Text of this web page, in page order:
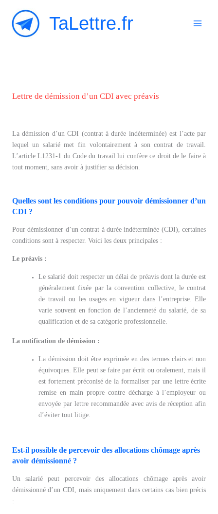
contenu
TaLettre.fr
Lettre de démission d’un CDI avec préavis
La démission d’un CDI (contrat à durée indéterminée) est l’acte par
lequel un salarié met fin volontairement à son contrat de travail.
L’article L1231-1 du Code du travail lui confère ce droit de le faire à
tout moment, sans avoir à justifier sa décision.
Quelles sont les conditions pour pouvoir démissionner d’un
CDI ?
Pour démissionner d’un contrat à durée indéterminée (CDI), certaines
conditions sont à respecter. Voici les deux principales :
Le préavis :
Le salarié doit respecter un délai de préavis dont la durée est
généralement fixée par la convention collective, le contrat
de travail ou les usages en vigueur dans l’entreprise. Elle
varie souvent en fonction de l’ancienneté du salarié, de sa
qualification et de sa catégorie professionnelle.
La notification de démission :
La démission doit être exprimée en des termes clairs et non
équivoques. Elle peut se faire par écrit ou oralement, mais il
est fortement préconisé de la formaliser par une lettre écrite
remise en main propre contre décharge à l’employeur ou
envoyée par lettre recommandée avec avis de réception afin
d’éviter tout litige.
Est-il possible de percevoir des allocations chômage après
avoir démissionné ?
Un salarié peut percevoir des allocations chômage après avoir
démissionné d’un CDI, mais uniquement dans certains cas bien précis
: